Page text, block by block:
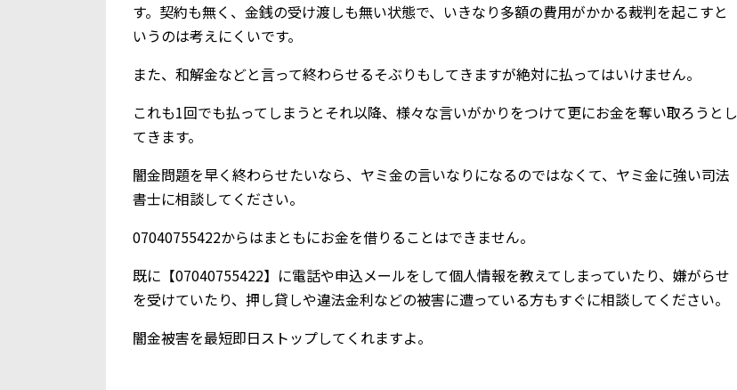
す。契約も無く、金銭の受け渡しも無い状態で、いきなり多額の費用がかかる裁判を起こすと
いうのは考えにくいです。
また、和解金などと言って終わらせるそぶりもしてきますが絶対に払ってはいけません。
これも1回でも払ってしまうとそれ以降、様々な言いがかりをつけて更にお金を奪い取ろうとし
てきます。
闇金問題を早く終わらせたいなら、ヤミ金の言いなりになるのではなくて、ヤミ金に強い司法
書士に相談してください。
07040755422からはまともにお金を借りることはできません。
既に【07040755422】に電話や申込メールをして個人情報を教えてしまっていたり、嫌がらせ
を受けていたり、押し貸しや違法金利などの被害に遭っている方もすぐに相談してください。
闇金被害を最短即日ストップしてくれますよ。